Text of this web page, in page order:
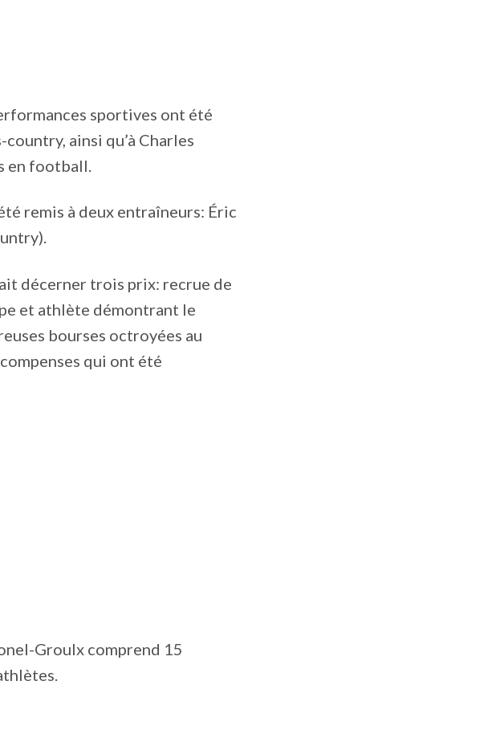
sportives ont été
ainsi qu’à Charles
en football.
remis à deux entraîneurs: Éric
décerner trois prix: recrue de
et athlète démontrant le
bourses octroyées au
qui ont été
Groulx comprend 15